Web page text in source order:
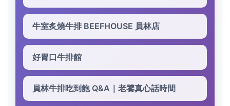
牛室炙燒牛排 BEEFHOUSE 員林店
好胃口牛排館
員林牛排吃到飽 Q&A｜老饕真心話時間